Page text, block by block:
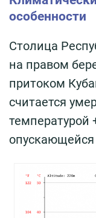
особенности
Столица
на правом
притоком
считается
температурой